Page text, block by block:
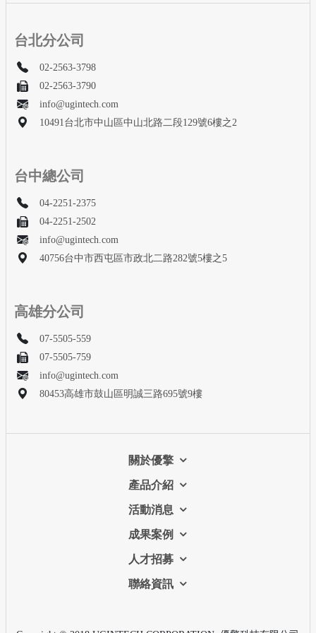
台北分公司
02-2563-3798
02-2563-3790
info@ugintech.com
10491台北市中山區中山北路二段129號6樓之2
台中總公司
04-2251-2375
04-2251-2502
info@ugintech.com
40756台中市西屯區市政北二路282號5樓之5
高雄分公司
07-5505-559
07-5505-759
info@ugintech.com
80453高雄市鼓山區明誠三路695號9樓
關於優擎
產品介紹
活動消息
成果案例
人才招募
聯絡資訊